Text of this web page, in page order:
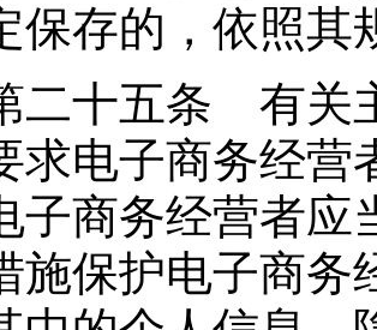
保存的，依照其
十五条 有关主
求电子商务经营
子商务经营者应
施保护电子商务